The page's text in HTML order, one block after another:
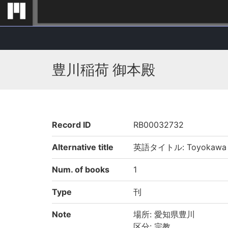
豊川稲荷 御本殿
Record ID RB00032732
Alternative title 英語タイトル:
Num. of books 1
Type 刊
Note
場所: 愛知県豊川